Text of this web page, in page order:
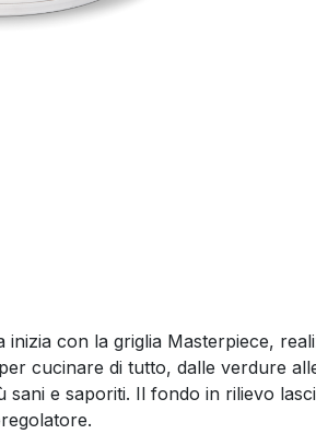
con la griglia Masterpiece,
cucinare di tutto, dalle verdure
e saporiti. Il fondo in rilievo